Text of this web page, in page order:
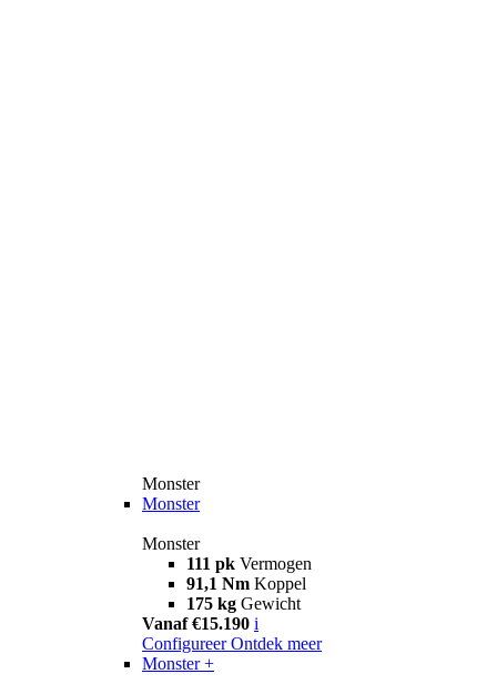
Monster
Monster
Monster
111 pk Vermogen
91,1 Nm Koppel
175 kg Gewicht
Vanaf €15.190 i
Configureer Ontdek meer
Monster +